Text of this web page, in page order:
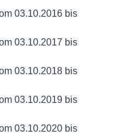
03.10.2016 bis
03.10.2017 bis
03.10.2018 bis
03.10.2019 bis
03.10.2020 bis